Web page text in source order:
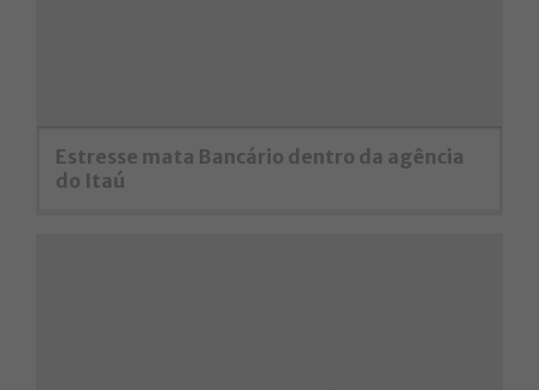
Estresse mata Bancário dentro da agência
do Itaú